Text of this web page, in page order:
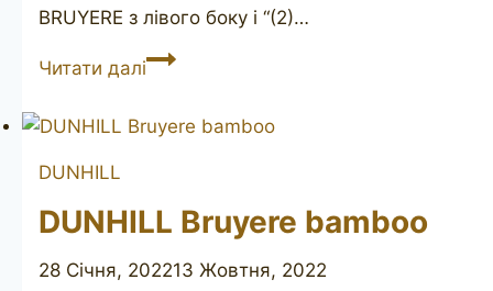
BRUYERE з лівого боку і “(2)…
Читати даліDUNHILL
DUNHILL
DUNHILL Bruyere bamboo
28 Січня, 202213 Жовтня, 2022